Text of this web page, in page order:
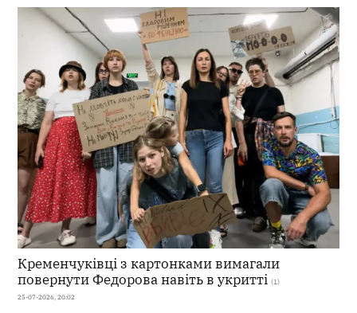
Кременчуківці з картонками вимагали
повернути Федорова навіть в укритті (1)
25-07-2026, 20:02